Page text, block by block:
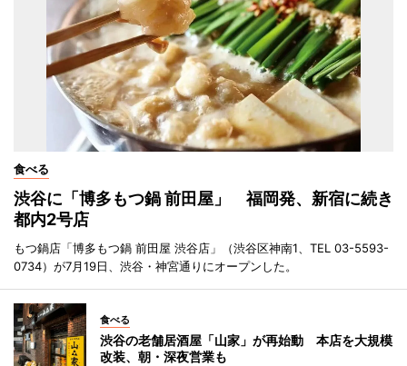
食べる
渋谷に「博多もつ鍋 前田屋」 福岡発、新宿に続き
都内2号店
もつ鍋店「博多もつ鍋 前田屋 渋谷店」（渋谷区神南1、TEL 03-5593-
0734）が7月19日、渋谷・神宮通りにオープンした。
食べる
渋谷の老舗居酒屋「山家」が再始動 本店を大規模
改装、朝・深夜営業も